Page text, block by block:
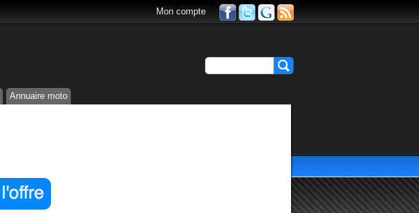
Mon compte
Annuaire moto